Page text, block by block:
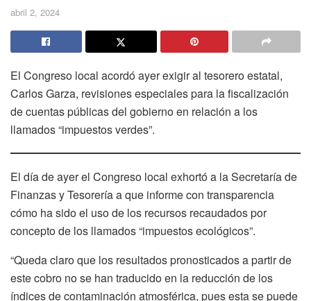
abril 2, 2024
El Congreso local acordó ayer exigir al tesorero estatal,
Carlos Garza, revisiones especiales para la fiscalización
de cuentas públicas del gobierno en relación a los
llamados “impuestos verdes”.
El día de ayer el Congreso local exhortó a la Secretaría de
Finanzas y Tesorería a que informe con transparencia
cómo ha sido el uso de los recursos recaudados por
concepto de los llamados “impuestos ecológicos”.
“Queda claro que los resultados pronosticados a partir de
este cobro no se han traducido en la reducción de los
índices de contaminación atmosférica, pues esta se puede